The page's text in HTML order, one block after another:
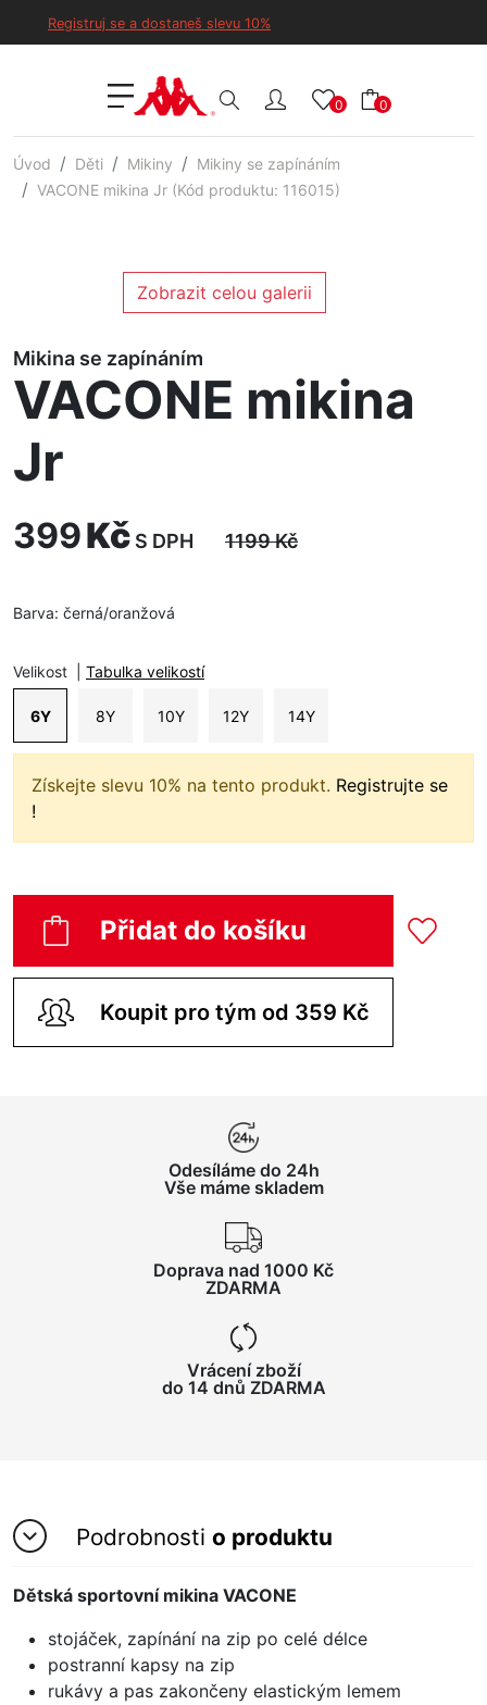
Registruj se a dostaneš slevu 10%
0 0
Úvod Děti Mikiny
Mikiny se zapínáním
VACONE mikina Jr (Kód produktu: 116015)
Zobrazit celou galerii
Mikina se zapínáním
VACONE mikina
Jr
399Kč S DPH 1199Kč
Barva: černá/oranžová
Velikost Tabulka velikostí
6Y 8Y 10Y 12Y 14Y
Získejte slevu 10% na tento produkt. Registrujte se
!
Přidat do košíku
Koupit pro tým od 359 Kč
Odesíláme do 24h
Vše máme skladem
Doprava nad 1000 Kč
ZDARMA
Vrácení zboží
do 14 dnů ZDARMA
Podrobnosti o produktu
Dětská sportovní mikina VACONE
stojáček, zapínání na zip po celé délce
postranní kapsy na zip
rukávy a pas zakončeny elastickým lemem